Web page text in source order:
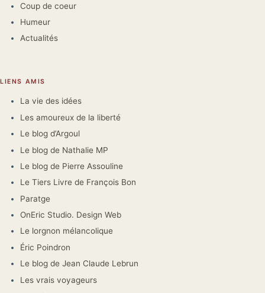
Coup de coeur
Humeur
Actualités
LIENS AMIS
La vie des idées
Les amoureux de la liberté
Le blog d’Argoul
Le blog de Nathalie MP
Le blog de Pierre Assouline
Le Tiers Livre de François Bon
Paratge
OnEric Studio. Design Web
Le lorgnon mélancolique
Éric Poindron
Le blog de Jean Claude Lebrun
Les vrais voyageurs